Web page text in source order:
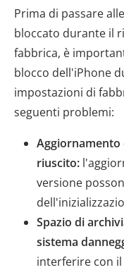
Prima di passare
bloccato durante il
fabbrica, è
blocco dell'iPhone
impostazioni di
seguenti problemi:
Aggiornamento
riuscito:
versione
Spazio di
sistema
interferire con